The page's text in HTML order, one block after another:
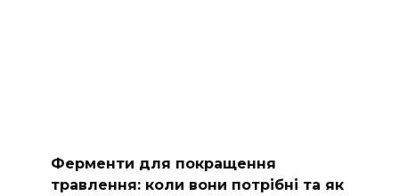
Ферменти для покращення
травлення: коли вони потрібні та як